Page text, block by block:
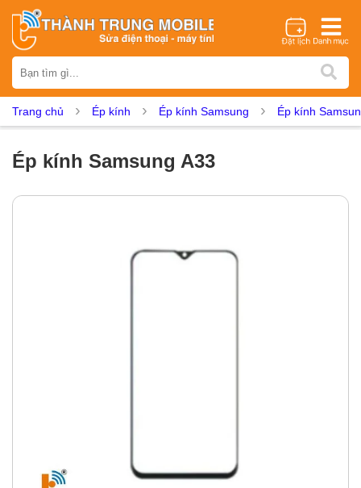
iPhone Samsung Oppo Xiaomi Realme Vivo
Vsmart Huawei Google Pixel
Dịch vụ sửa chữa
Thay mic Thay rung Thay main
Thay vỏ
Trang chủ Ép kính Ép kính Samsung Ép kính
Ép kính Samsung A33